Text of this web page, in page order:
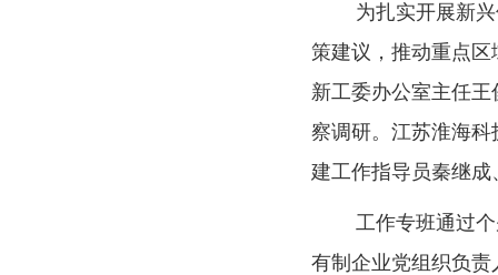
为扎实开展新兴领
策建议，推动重点
新工委办公室主任
察调研。江苏淮海
建工作指导员秦继
工作专班通过个别
有制企业党组织负